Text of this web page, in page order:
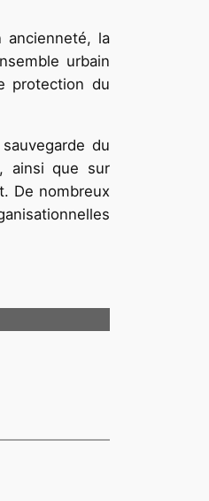
ancienneté, la
urbain
protection du
du
ainsi que sur
De nombreux